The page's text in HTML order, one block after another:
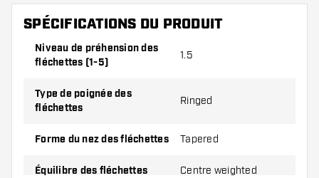
SPÉCIFICATIONS DU PRODUIT
Niveau de préhension des
fléchettes (1-5)
1.5
Type de poignée des
fléchettes
Ringed
Forme du nez des fléchettes Tapered
Équilibre des fléchettes Centre weighted